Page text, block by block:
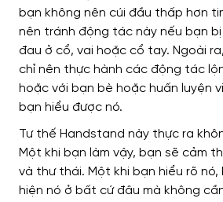
bạn không nên cúi đầu thấp hơn
nên tránh động tác này nếu bạn
đau ở cổ, vai hoặc cổ tay. Ngoài
chỉ nên thực hành các động tác
hoặc với bạn bè hoặc huấn luyện
bạn hiểu được nó.
Tư thế Handstand này thực ra
Một khi bạn làm vậy, bạn sẽ cảm
và thư thái. Một khi bạn hiểu rõ
hiện nó ở bất cứ đâu mà không